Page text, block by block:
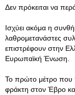
Δεν πρόκειται να
Ισχύει ακόμα η
λαθρομετανάστες
επιστρέφουν στην
Ευρωπαϊκή Ένωση.
Το πρώτο μέτρο που
φράκτη στον Έβρο